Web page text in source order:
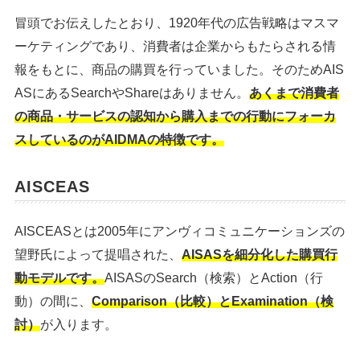
冒頭でお伝えしたとおり、1920年代の広告戦略はマスマ
ーケティングであり、消費者は企業からもたらされる情
報をもとに、商品の購買を行っていました。そのためAIS
ASにあるSearchやShareはありません。 あくまで消費者
の商品・サービスの認知から購入までの行動にフォーカ
スしているのがAIDMAの特徴です。
AISCEAS
AISCEASとは2005年にアンヴィコミュニケーションズの
望野氏によって提唱された、 AISASを細分化した購買行
動モデルです。AISASのSearch（検索）とAction（行
動）の間に、 Comparison（比較）とExamination（検
討）が入ります。